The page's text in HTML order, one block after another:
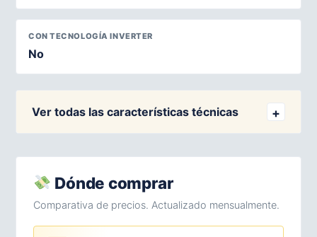
CON TECNOLOGÍA INVERTER
No
Ver todas las características técnicas
Dónde comprar
Comparativa de precios. Actualizado mensualmente.